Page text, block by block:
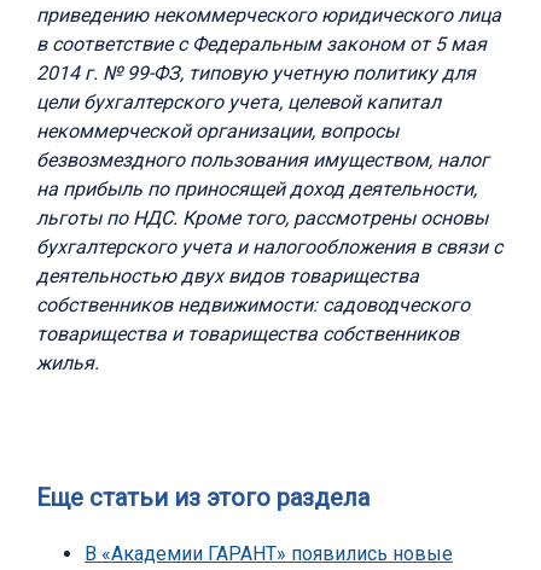
приведению некоммерческого юридического лица
в соответствие с Федеральным законом от 5 мая
2014 г. № 99-ФЗ, типовую учетную политику для
цели бухгалтерского учета, целевой капитал
некоммерческой организации, вопросы
безвозмездного пользования имуществом, налог
на прибыль по приносящей доход деятельности,
льготы по НДС. Кроме того, рассмотрены основы
бухгалтерского учета и налогообложения в связи с
деятельностью двух видов товарищества
собственников недвижимости: садоводческого
товарищества и товарищества собственников
жилья.
Еще статьи из этого раздела
В «Академии ГАРАНТ» появились новые